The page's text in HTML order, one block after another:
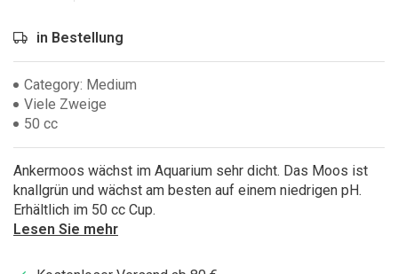
in Bestellung
Category: Medium
Viele Zweige
50 cc
Ankermoos wächst im Aquarium sehr dicht. Das Moos ist
knallgrün und wächst am besten auf einem niedrigen pH.
Erhältlich im 50 cc Cup.
Lesen Sie mehr